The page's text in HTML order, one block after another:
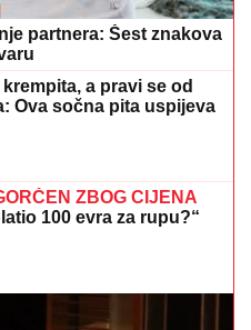
partnera: Šest znakova
a pravi se od
Ova sočna pita uspijeva
ZBOG CIJENA
100 evra za rupu?“